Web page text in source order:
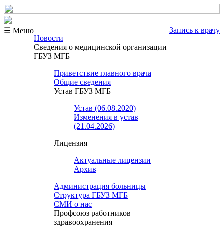
☰ Меню
Запись к врачу
Новости
Сведения о медицинской организации
ГБУЗ МГБ
Приветствие главного врача
Общие сведения
Устав ГБУЗ МГБ
Устав (06.08.2020)
Изменения в устав
(21.04.2026)
Лицензия
Актуальные лицензии
Архив
Администрация больницы
Структура ГБУЗ МГБ
СМИ о нас
Профсоюз работников
здравоохранения